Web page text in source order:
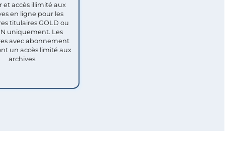
et accès illimité aux
en ligne pour les
titulaires GOLD ou
uniquement. Les
avec abonnement
un accès limité aux
archives.